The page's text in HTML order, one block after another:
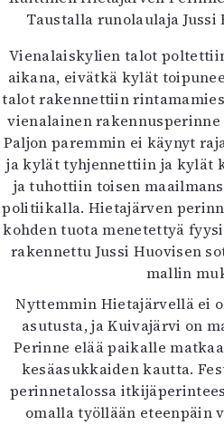
Taustalla runolaulaja
Vienalaiskylien talot
aikana, eivätkä kylät
talot rakennettiin
vienalainen
Paljon paremmin ei käynyt
ja kylät tyhjennettiin ja kylät
ja tuhottiin toisen
politiikalla. Hietajärven
kohden tuota menetettyä
rakennettu Jussi Huovisen
mallin
Nyttemmin Hietajärvellä ei
asutusta, ja Kuivajärvi on
Perinne elää paikalle
kesäasukkaiden kautta.
perinnetalossa
omalla työllään eteenpäin